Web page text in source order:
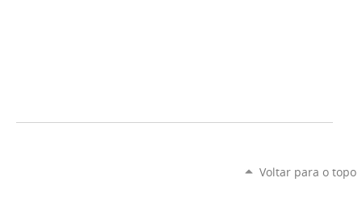
Voltar para o topo